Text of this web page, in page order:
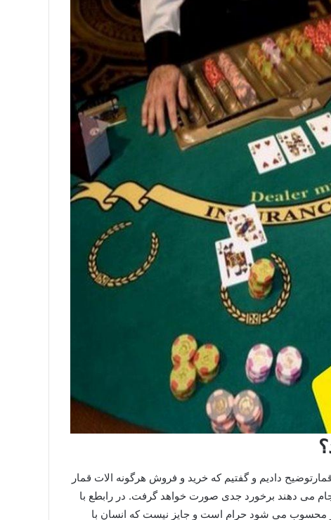
دادیم و گفتیم که خرید و فروش هرگونه الات قمار
می دهند برخورد جدی صورت خواهد گرفت. در رابطع با
محسوب می شود حرام است و جایز نیست که انسان با